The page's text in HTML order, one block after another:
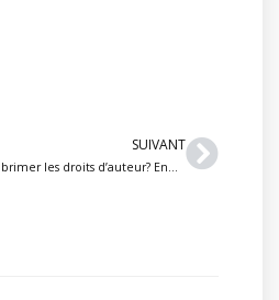
SUIVANT
Une reprise peut-elle brimer les droits d’auteur? Enorion en fait l’amère expérience avec leur reprise de Rhapsody (avec Fabio Lione)
Suivant